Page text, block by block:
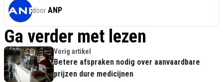
door ANP
Ga verder met lezen
Vorig artikel
Betere afspraken nodig over aanvaardbare
prijzen dure medicijnen